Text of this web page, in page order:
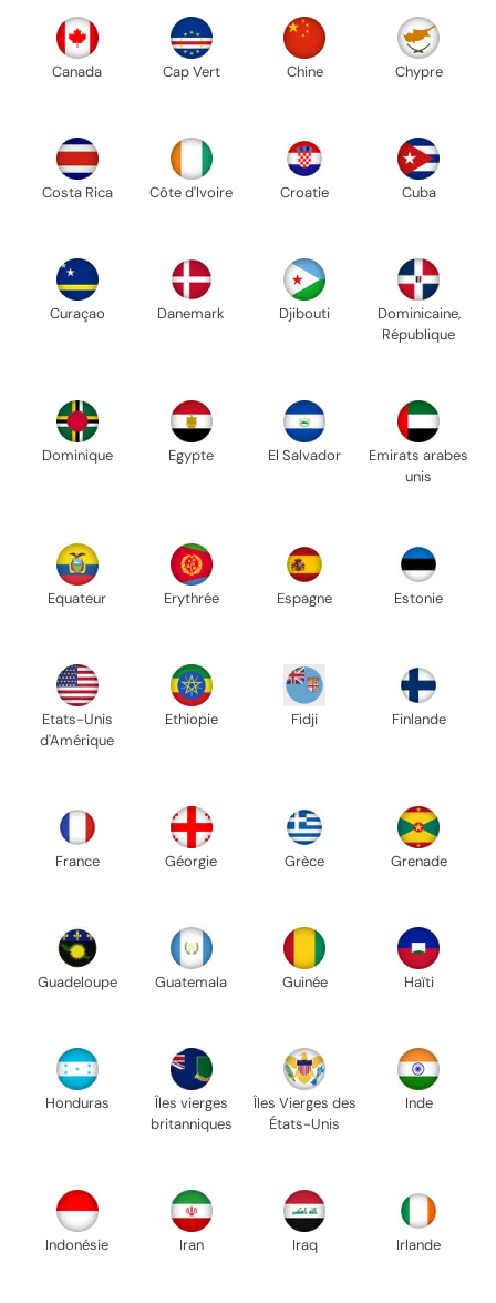
Canada Cap Vert Chine Chypre
Costa Rica Côte d'Ivoire Croatie Cuba
Curaçao Danemark Djibouti
Dominicaine,
République
Dominique Egypte El Salvador
Emirats arabes
unis
Equateur Erythrée Espagne Estonie
Etats-Unis
d'Amérique
Ethiopie Fidji Finlande
France Géorgie Grèce Grenade
Guadeloupe Guatemala Guinée Haïti
Honduras
Îles vierges
britanniques
Îles Vierges des
États-Unis
Inde
Indonésie Iran Iraq Irlande